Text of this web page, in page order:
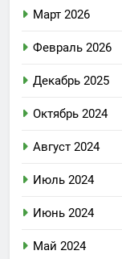
Март 2026
Февраль 2026
Декабрь 2025
Октябрь 2024
Август 2024
Июль 2024
Июнь 2024
Май 2024